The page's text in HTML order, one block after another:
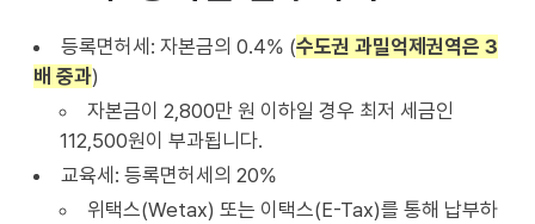
등록면허세: 자본금의 0.4% (수도권 과밀억제권역은 3
배 중과)
자본금이 2,800만 원 이하일 경우 최저 세금인
112,500원이 부과됩니다.
교육세: 등록면허세의 20%
위택스(Wetax) 또는 이택스(E-Tax)를 통해 납부하